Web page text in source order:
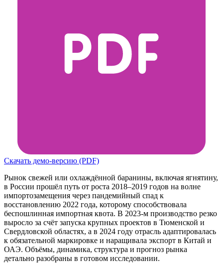
Скачать демо-версию (PDF)
Рынок свежей или охлаждённой баранины, включая ягнятину,
в России прошёл путь от роста 2018–2019 годов на волне
импортозамещения через пандемийный спад к
восстановлению 2022 года, которому способствовала
беспошлинная импортная квота. В 2023-м производство резко
выросло за счёт запуска крупных проектов в Тюменской и
Свердловской областях, а в 2024 году отрасль адаптировалась
к обязательной маркировке и наращивала экспорт в Китай и
ОАЭ. Объёмы, динамика, структура и прогноз рынка
детально разобраны в готовом исследовании.